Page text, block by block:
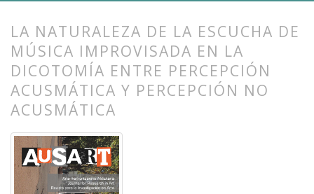
LA NATURALEZA DE LA ESCUCHA DE
MÚSICA IMPROVISADA EN LA
DICOTOMÍA ENTRE PERCEPCIÓN
ACUSMÁTICA Y PERCEPCIÓN NO
ACUSMÁTICA